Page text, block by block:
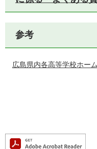
参考
広島県内各高等学校ホー